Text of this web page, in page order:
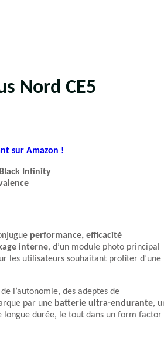
Nord CE5
sur Amazon !
Infinity
performance, efficacité
interne, d’un module photo principal
les utilisateurs souhaitant profiter d’une
l’autonomie, des adeptes de
par une batterie ultra-endurante,
durée, le tout dans un form factor